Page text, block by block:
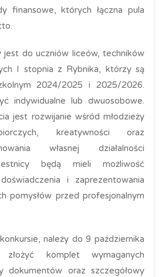
finansowe, których łączna pula
jest do uczniów liceów, techników
I stopnia z Rybnika, którzy są
2024/2025 i 2025/2026.
indywidualne lub dwuosobowe.
jest rozwijanie wśród młodzieży
kreatywności oraz
własnej działalności
będą mieli możliwość
i zaprezentowania
pomysłów przed profesjonalnym
należy do 9 października
komplet wymaganych
dokumentów oraz szczegółowy